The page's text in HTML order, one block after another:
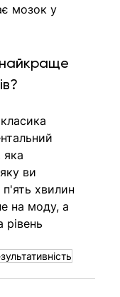
мозок у
яка
ви
хвилин
на моду, а
рівень